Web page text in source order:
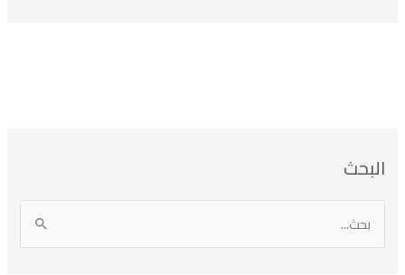
البحث
ل
ل
ش
ص
ف
ل
ش
ل
ن